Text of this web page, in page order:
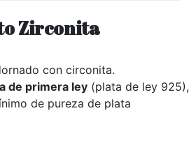
Zirconita
con circonita.
de primera ley (plata de ley 925),
de pureza de plata